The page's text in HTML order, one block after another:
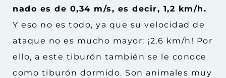
nado es de 0,34 m/s, es decir, 1,2 km/h.
Y eso no es todo, ya que su velocidad de
ataque no es mucho mayor: ¡2,6 km/h! Por
ello, a este tiburón también se le conoce
como tiburón dormido. Son animales muy